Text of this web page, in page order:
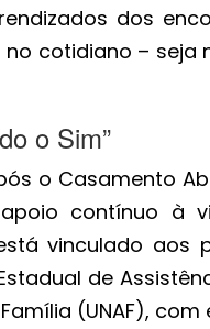
dos
cotidiano – seja
o Sim”
o Casamento
contínuo à
vinculado aos
de
(UNAF),